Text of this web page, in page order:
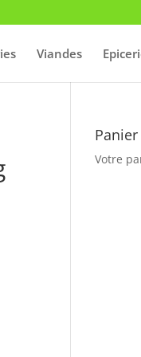
Viandes
Panier
Votre